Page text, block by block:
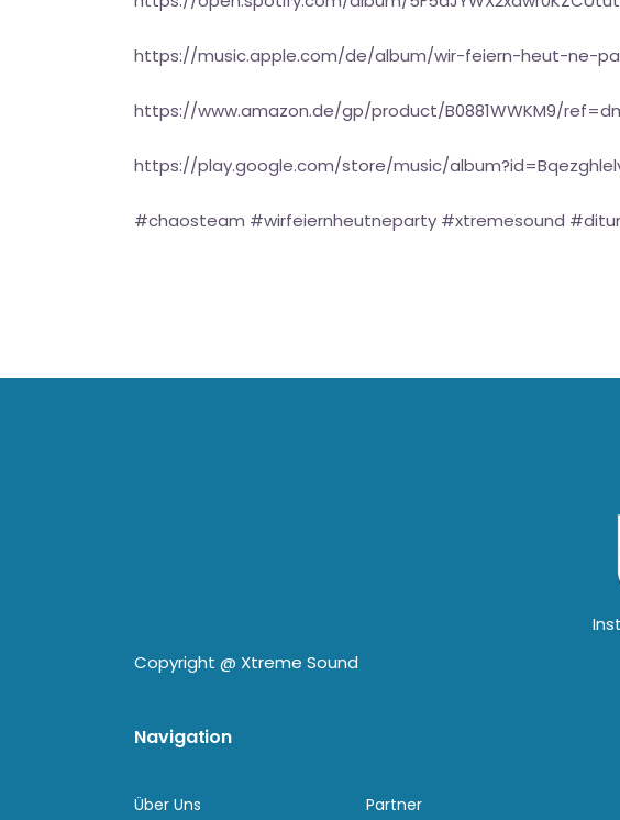
https://music.apple.com/de/album/wir-feiern-heut-ne-
https://www.amazon.de/gp/product/B0881WWKM9/
https://play.google.com/store/music/
#chaosteam #wirfeiernheutneparty #xtremesound
Copyright @ Xtreme Sound
Navigation
Über Uns Partner